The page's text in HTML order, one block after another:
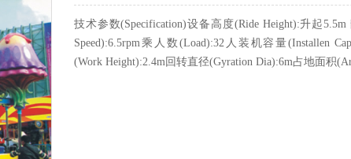
技术参数(Specification)设备高度(Ride Height):升起
Speed):6.5rpm乘人数(Load):32人装机容量(Installen
(Work Height):2.4m回转直径(Gyration Dia):6m占地面积